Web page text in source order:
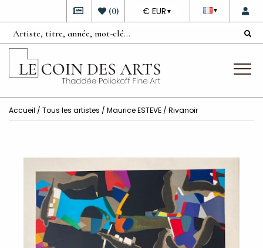
▼
DEVISE
€ EUR ▼
(0)
Accueil / Tous les artistes / Maurice ESTEVE / Rivanoir